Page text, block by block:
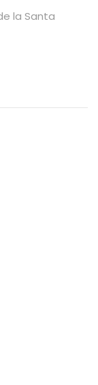
la Santa